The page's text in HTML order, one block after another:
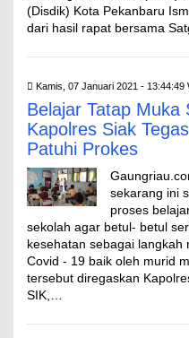
(Disdik) Kota Pekanbaru
dari hasil rapat bersama
Kamis, 07 Januari 2021 - 13:44:49
Belajar Tatap Muka
Kapolres Siak
Patuhi Prokes
sekarang ini
proses
sekolah agar betul- betul
kesehatan sebagai langkah
Covid - 19 baik oleh murid
tersebut diregaskan
SIK,…